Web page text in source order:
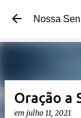
Nossa
Oração a
em julho 11, 2021